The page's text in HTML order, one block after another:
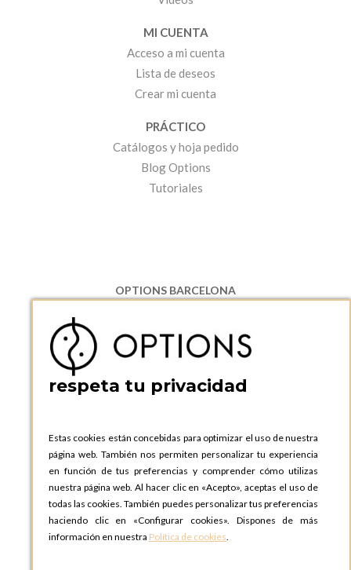
MI CUENTA
Acceso a mi cuenta
Lista de deseos
Crear mi cuenta
PRÁCTICO
Catálogos y hoja pedido
Blog Options
Tutoriales
OPTIONS BARCELONA
08130 Santa Perpetua de Moguda, Barcelona
ESPAñA
Teléfono:
+34 935 724 041
OPTIONS BARCELONA SHOWROOM
ESPAñA
Teléfono:+34 935 724 041
OPTIONS MADRID
C. Lucio Emilio Cándido, 6,
28803 Alcalá de Henares, Madrid
ESPAñA
respeta tu privacidad
Estas cookies están concebidas para optimizar el uso de nuestra
página web. También nos permiten personalizar tu experiencia
en función de tus preferencias y comprender cómo utilizas
nuestra página web. Al hacer clic en «Acepto», aceptas el uso de
todas las cookies. También puedes personalizar tus preferencias
haciendo clic en «Configurar cookies». Dispones de más
información en nuestra Política de cookies.